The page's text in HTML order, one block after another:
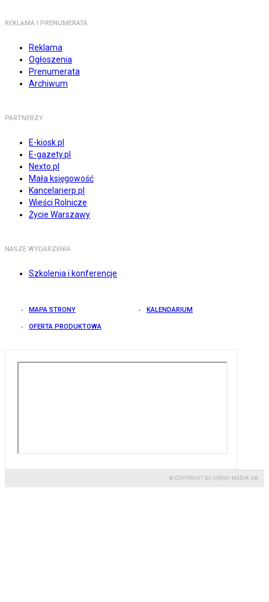
REKLAMA I PRENUMERATA
Reklama
Ogłoszenia
Prenumerata
Archiwum
PARTNERZY
E-kiosk.pl
E-gazety.pl
Nexto.pl
Mała księgowość
Kancelarierp.pl
Wieści Rolnicze
Życie Warszawy
NASZE WYDARZENIA
Szkolenia i konferencje
MAPA STRONY KALENDARIUM
OFERTA PRODUKTOWA
© COPYRIGHT BY GREMI MEDIA SA